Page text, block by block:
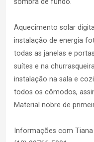
Aquecimento solar
instalação de energia
todas as janelas e
suítes e na
instalação na sala e
todos os cômodos,
Material nobre de
Informações com Tiana